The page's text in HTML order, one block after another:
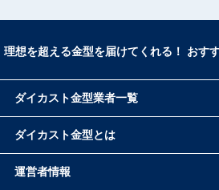
スギヤマ
メック
宮島金型
日本精機
松村精型
タカギスチール
アイジーエヴァース株式会社
式会社）
理想を超える金型を届けてくれる！ おす
ダイカスト金型業者一覧
ダイカスト金型とは
運営者情報